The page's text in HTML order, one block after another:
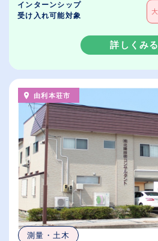
インターンシップ
受け入れ可能対象
詳しくみる
由利本荘市
測量・土木